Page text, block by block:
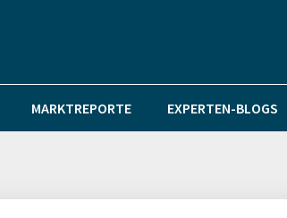
MARKTREPORTE EXPERTEN-BLOGS